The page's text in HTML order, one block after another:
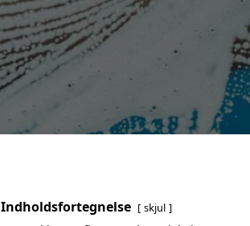
Indholdsfortegnelse skjul